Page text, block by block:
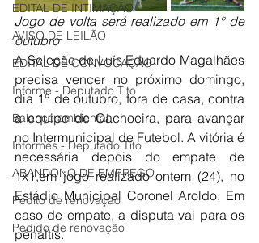
EDITAL DE INTIMAÇÃO
AVISO DE LEILÃO
EDITAL DE CONVOCAÇÃO
Informe - Deputado Tito
Balanço ambiental
Informes - Deputado Tito
ABANDONO DE EMPREGO
Pedito de renovação
Pedido de renovação
Jogo de volta será realizado em 1° de
outubro
A Seleção de Luís Eduardo Magalhães
precisa vencer no próximo domingo,
dia 1° de outubro, fora de casa, contra
a equipe de Cachoeira, para avançar
no Intermunicipal de Futebol. A vitória é
necessária depois do empate de
1x1,em jogo realizado ontem (24), no
Estádio Municipal Coronel Aroldo. Em
caso de empate, a disputa vai para os
pênaltis.